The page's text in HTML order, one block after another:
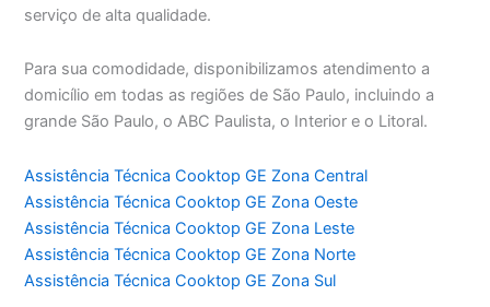
serviço de alta qualidade.
Para sua comodidade, disponibilizamos atendimento a
domicílio em todas as regiões de São Paulo, incluindo a
grande São Paulo, o ABC Paulista, o Interior e o Litoral.
Assistência Técnica Cooktop GE Zona Central
Assistência Técnica Cooktop GE Zona Oeste
Assistência Técnica Cooktop GE Zona Leste
Assistência Técnica Cooktop GE Zona Norte
Assistência Técnica Cooktop GE Zona Sul